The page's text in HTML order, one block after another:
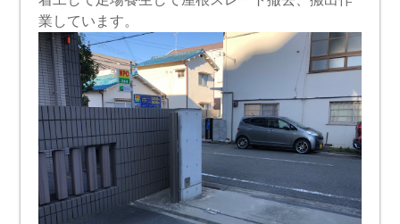
業しています。